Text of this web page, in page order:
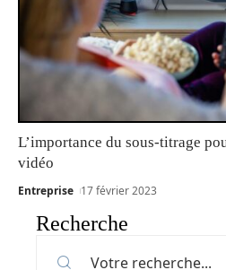
L’importance du sous-titrage
vidéo
Entreprise 17 février 2023
Recherche